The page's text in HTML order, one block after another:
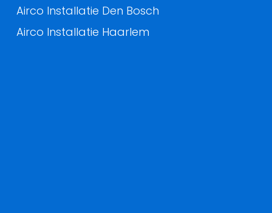
Airco Installatie Den Bosch
Airco Installatie Haarlem